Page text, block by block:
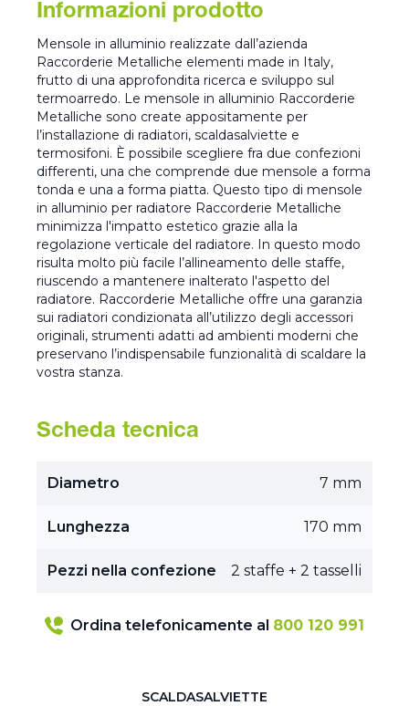
Informazioni prodotto
Mensole in alluminio realizzate dall’azienda
Raccorderie Metalliche elementi made in Italy,
frutto di una approfondita ricerca e sviluppo sul
termoarredo. Le mensole in alluminio Raccorderie
Metalliche sono create appositamente per
l’installazione di radiatori, scaldasalviette e
termosifoni. È possibile scegliere fra due confezioni
differenti, una che comprende due mensole a forma
tonda e una a forma piatta. Questo tipo di mensole
in alluminio per radiatore Raccorderie Metalliche
minimizza l'impatto estetico grazie alla la
regolazione verticale del radiatore. In questo modo
risulta molto più facile l’allineamento delle staffe,
riuscendo a mantenere inalterato l'aspetto del
radiatore. Raccorderie Metalliche offre una garanzia
sui radiatori condizionata all’utilizzo degli accessori
originali, strumenti adatti ad ambienti moderni che
preservano l’indispensabile funzionalità di scaldare la
vostra stanza.
Scheda tecnica
Diametro 7 mm
Lunghezza 170 mm
Pezzi nella confezione 2 staffe + 2 tasselli
Ordina telefonicamente al 800 120 991
SCALDASALVIETTE